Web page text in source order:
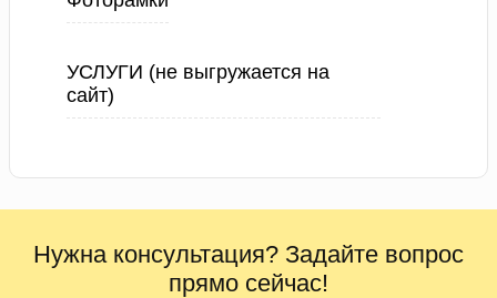
УСЛУГИ (не выгружается на
сайт)
Нужна консультация? Задайте вопрос
прямо сейчас!